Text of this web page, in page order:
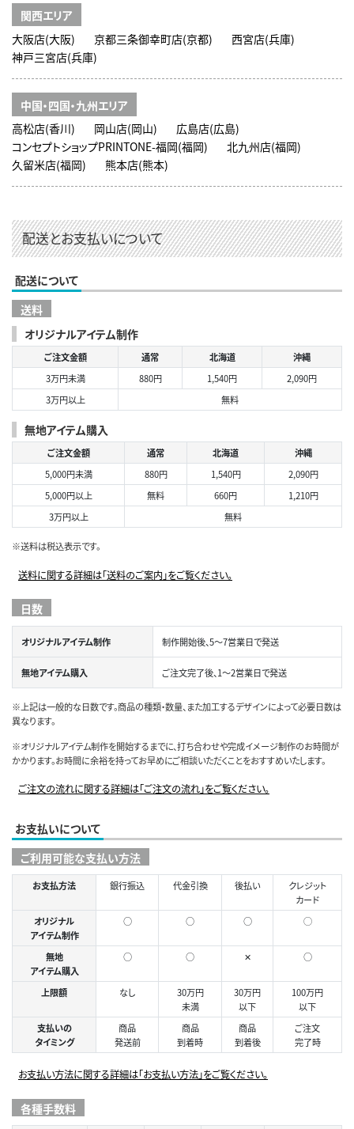
関西エリア
大阪店(大阪)
京都三条御幸町店(京都)
西宮店(兵庫)
神戸三宮店(兵庫)
中国・四国・九州エリア
高松店(香川)
岡山店(岡山)
広島店(広島)
コンセプトショップPRINTONE-福岡(福岡)
北九州店(福岡)
久留米店(福岡)
熊本店(熊本)
配送とお支払いについて
配送について
送料
オリジナルアイテム制作
ご注文金額 通常 北海道
沖縄
3万円未満
880円 1,540円
2,090円
3万円以上
無料
無地アイテム購入
ご注文金額 通常 北海道
沖縄
5,000円未満
880円 1,540円
2,090円
5,000円以上
無料 660円
1,210円
3万円以上
無料
※送料は税込表示です。
送料に関する詳細は「送料のご案内」をご覧ください。
日数
オリジナルアイテム制作 制作開始後、5～7営業日で発送
無地アイテム購入 ご注文完了後、1～2営業日で発送
※上記は一般的な日数です。商品の種類・数量、また加工するデザインによって必要日数は
異なります。
※オリジナルアイテム制作を開始するまでに、打ち合わせや完成イメージ制作のお時間が
かかります。お時間に余裕を持ってお早めにご相談いただくことをおすすめいたします。
ご注文の流れに関する詳細は「ご注文の流れ」をご覧ください。
お支払いについて
ご利用可能な支払い方法
お支払方法 銀行振込 代金引換 後払い
クレジット
カード
オリジナル
アイテム制作
○ ○ ○ ◯
無地
アイテム購入
○ ○ ✕ ○
上限額 なし
30万円
未満
30万円
以下
100万円
以下
支払いの
タイミング
商品
発送前
商品
到着時
商品
到着後
ご注文
完了時
お支払い方法に関する詳細は「お支払い方法」をご覧ください。
各種手数料